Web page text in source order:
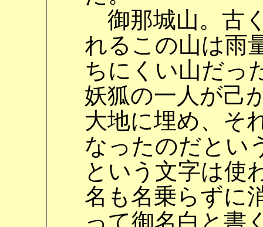
御那城山。古
れるこの山は雨
ちにくい山だっ
妖狐の一人が己
大地に埋め、そ
なったのだとい
という文字は
名も名乗らずに
って御名白と